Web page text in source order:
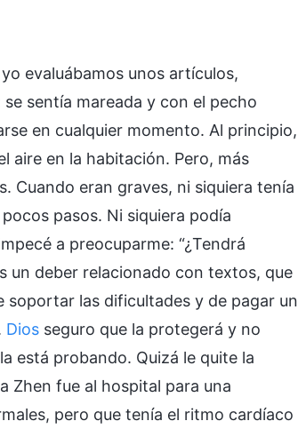
evaluábamos unos artículos,
sentía mareada y con el pecho
en cualquier momento. Al principio,
aire en la habitación. Pero, más
Cuando eran graves, ni siquiera tenía
pasos. Ni siquiera podía
a preocuparme: “¿Tendrá
un deber relacionado con textos, que
soportar las dificultades y de pagar un
Dios seguro que la protegerá y no
está probando. Quizá le quite la
Zhen fue al hospital para una
pero que tenía el ritmo cardíaco